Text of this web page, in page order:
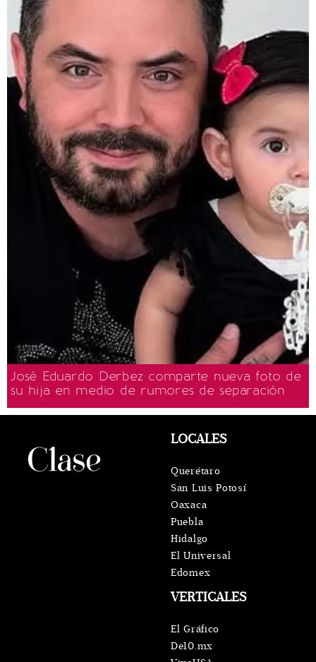
José Eduardo Derbez comparte nueva foto de
su hija en medio de rumores de separación
VERTICALES
El Gráfico
De10.mx
LOCALES
Querétaro
San Luis Potosí
Oaxaca
Puebla
Hidalgo
El Universal
Edomex